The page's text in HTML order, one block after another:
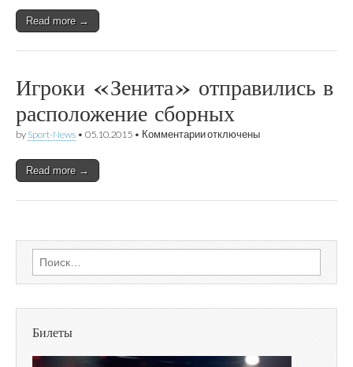
Read more →
Игроки «Зенита» отправились в
расположение сборных
by Sport-News • 05.10.2015 • Комментариикотключены
Read more →
Найти:
Билеты